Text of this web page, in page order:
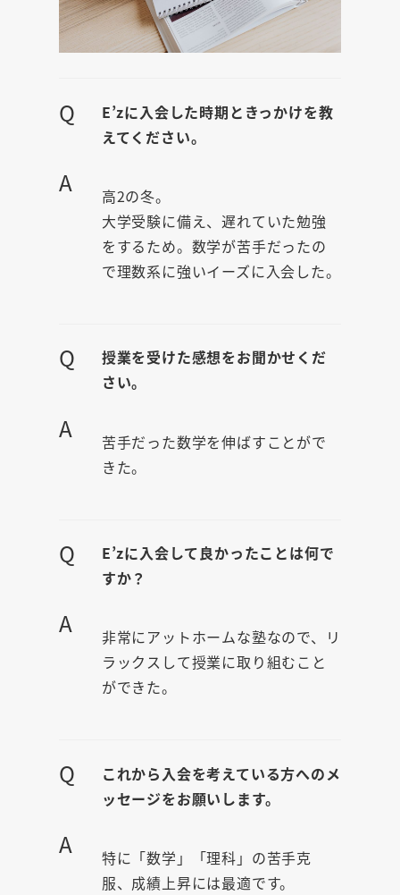
Q
E’zに入会した時期ときっかけを教
えてください。
A
高2の冬。
大学受験に備え、遅れていた勉強
をするため。数学が苦手だったの
で理数系に強いイーズに入会した。
Q
授業を受けた感想をお聞かせくだ
さい。
A
苦手だった数学を伸ばすことがで
きた。
Q
E’zに入会して良かったことは何で
すか？
A
非常にアットホームな塾なので、リ
ラックスして授業に取り組むこと
ができた。
Q
これから入会を考えている方へのメ
ッセージをお願いします。
A
特に「数学」「理科」の苦手克
服、成績上昇には最適です。